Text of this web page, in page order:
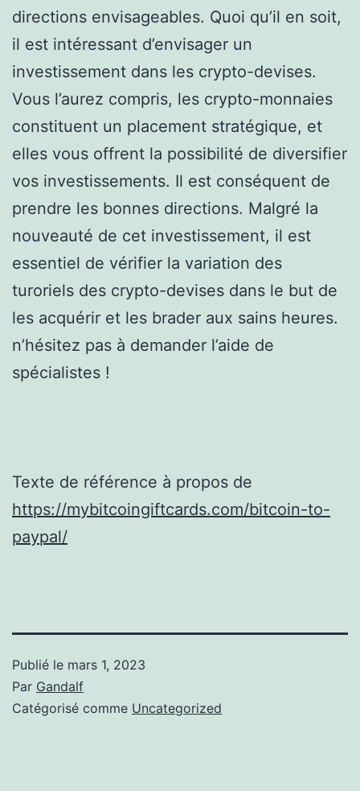
directions envisageables. Quoi qu’il en soit,
il est intéressant d’envisager un
investissement dans les crypto-devises.
Vous l’aurez compris, les crypto-monnaies
constituent un placement stratégique, et
elles vous offrent la possibilité de diversifier
vos investissements. Il est conséquent de
prendre les bonnes directions. Malgré la
nouveauté de cet investissement, il est
essentiel de vérifier la variation des
turoriels des crypto-devises dans le but de
les acquérir et les brader aux sains heures.
n’hésitez pas à demander l’aide de
spécialistes !
Texte de référence à propos de
https://mybitcoingiftcards.com/bitcoin-to-
paypal/
Publié le mars 1, 2023
Par Gandalf
Catégorisé comme Uncategorized